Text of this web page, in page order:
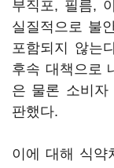
부직포, 필름,
실질적으로 불
포함되지 않는
후속 대책으로
은 물론 소비자
판했다.
이에 대해 식약